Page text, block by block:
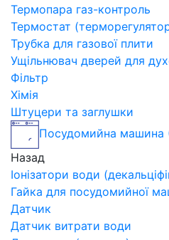
Термопара газ-контроль
Термостат
Трубка для газової плити
Ущільнювач дверей для
Фільтр
Хімія
Штуцери та заглушки
Посудомийна
Назад
Іонізатори води
Гайка для посудомийної
Датчик
Датчик витрати води